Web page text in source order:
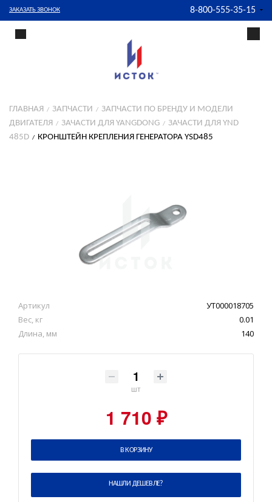
ЗАКАЗАТЬ ЗВОНОК 8-800-555-35-15
ГЛАВНАЯ ЗАПЧАСТИ
ЗАПЧАСТИ ПО БРЕНДУ И МОДЕЛИ
ДВИГАТЕЛЯ
ЗАЧАСТИ ДЛЯ YANGDONG
ЗАЧАСТИ ДЛЯ YND
485D
КРОНШТЕЙН КРЕПЛЕНИЯ ГЕНЕРАТОРА YSD485
Артикул
УТ000018705
Вес, кг
0.01
Длина, мм
140
шт
1 710 ₽
В КОРЗИНУ
НАШЛИ ДЕШЕВЛЕ?